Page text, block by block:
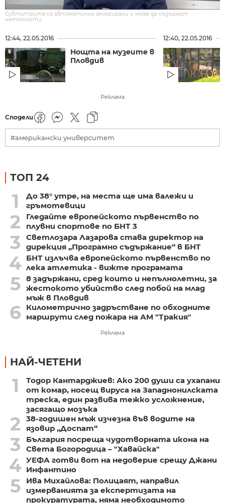
Субтитрите са автоматично генерирани и може да съдържат
неточности.
12:44, 22.05.2016
Нощта на музеите в
Пловдив
12:40, 22.05.2016
Реклама
Сподели
#американски университет
ТОП 24
1
До 38° утре, на места ще има валежи и
гръмотевици
2
Гледайте европейското първенство по
плувни спортове по БНТ 3
3
Светлозара Лазарова става директор на
дирекция „Програмно съдържание“ в БНТ
4 БНТ излъчва европейското първенство по
лека атлетика - вижте програмата
5 8 задържани, сред които и непълнолетни, за
жестокото убийство след побой на млад
мъж в Пловдив
6
Километрично задръстване по обходните
маршрути след пожара на АМ "Тракия"
Реклама
НАЙ-ЧЕТЕНИ
1
Тодор Кантарджиев: Ако 200 души са ухапани
от комар, носещ вируса на Западнонилската
треска, един развива тежко усложнение,
засягащо мозъка
2
38-годишен мъж изчезна във водите на
язовир „Доспат“
3
България посреща чудотворната икона на
Света Богородица – "Хавайска"
4 УЕФА готви вот на недоверие срещу Джани
Инфантино
5
Ива Михайлова: Полицаят, направил
измерванията за експертизата на
прокуратурата, няма необходимото